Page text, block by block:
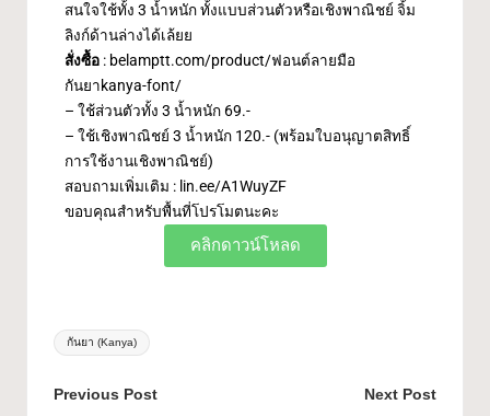
สนใจใช้ทั้ง 3 น้ำหนัก ทั้งแบบส่วนตัวหรือเชิงพาณิชย์ จิ้ม
ลิงก์ด้านล่างได้เล้ยย
สั่งซื้อ : belamptt.com/product/ฟอนต์ลายมือ
กันยาkanya-font/
– ใช้ส่วนตัวทั้ง 3 น้ำหนัก 69.-
– ใช้เชิงพาณิชย์ 3 น้ำหนัก 120.- (พร้อมใบอนุญาตสิทธิ์
การใช้งานเชิงพาณิชย์)
สอบถามเพิ่มเติม : lin.ee/A1WuyZF
ขอบคุณสำหรับพื้นที่โปรโมตนะคะ
คลิกดาวน์โหลด
กันยา (Kanya)
Previous Post Next Post